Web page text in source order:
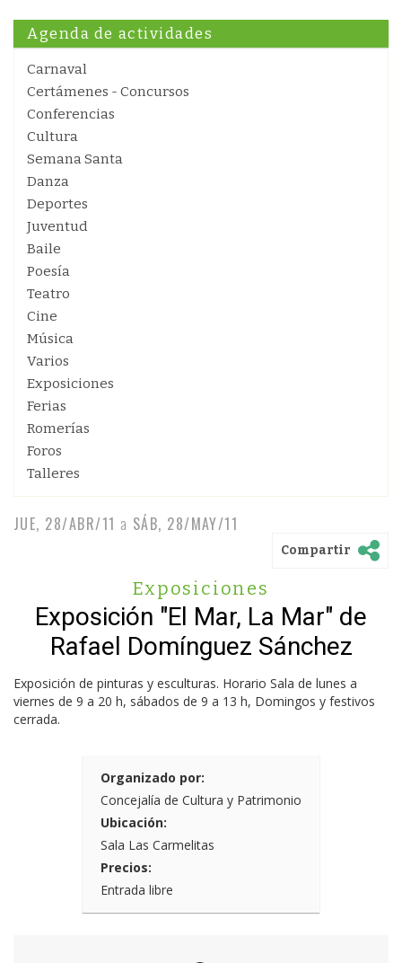
Agenda de actividades
Carnaval
Certámenes - Concursos
Conferencias
Cultura
Semana Santa
Danza
Deportes
Juventud
Baile
Poesía
Teatro
Cine
Música
Varios
Exposiciones
Ferias
Romerías
Foros
Talleres
JUE, 28/ABR/11 a SÁB, 28/MAY/11
Compartir
Exposiciones
Exposición "El Mar, La Mar" de
Rafael Domínguez Sánchez
Exposición de pinturas y esculturas. Horario Sala de lunes a
viernes de 9 a 20 h, sábados de 9 a 13 h, Domingos y festivos
cerrada.
Organizado por:
Concejalía de Cultura y Patrimonio
Ubicación:
Sala Las Carmelitas
Precios:
Entrada libre